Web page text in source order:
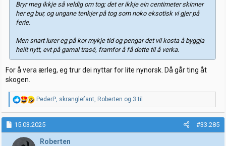
Bryr meg ikkje så veldig om tog; det er ikkje ein centimeter skinner
her eg bur, og ungane tenkjer på tog som noko eksotisk vi gjer på
ferie.
Men snart lurer eg på kor mykje tid og pengar det vil kosta å byggja
heilt nytt, evt på gamal trasé, framfor å få dette til å verka.
For å vera ærleg, eg trur dei nyttar for lite nynorsk. Då går ting åt
skogen.
R
e
a
k
PederP skranglefant Roberten og 3 til
15.03.2025 #33.285
Roberten